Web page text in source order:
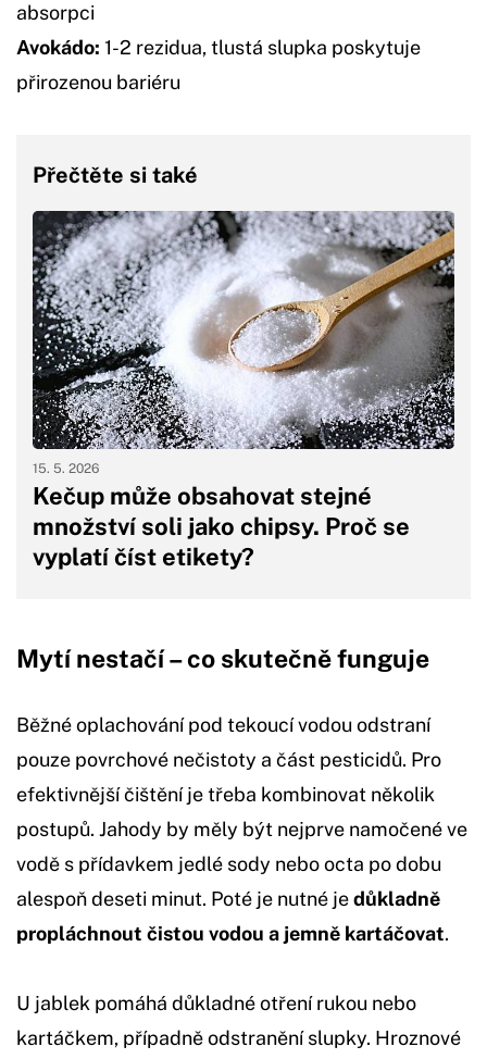
absorpci
Avokádo: 1-2 rezidua, tlustá slupka poskytuje
přirozenou bariéru
Přečtěte si také
Kečup může obsahovat stejné
množství soli jako chipsy. Proč se
vyplatí číst etikety?
15. 5. 2026
Mytí nestačí – co skutečně funguje
Běžné oplachování pod tekoucí vodou odstraní
pouze povrchové nečistoty a část pesticidů. Pro
efektivnější čištění je třeba kombinovat několik
postupů. Jahody by měly být nejprve namočené ve
vodě s přídavkem jedlé sody nebo octa po dobu
alespoň deseti minut. Poté je nutné jedůkladně
propláchnout čistou vodou a jemně kartáčovat.
U jablek pomáhá důkladné otření rukou nebo
kartáčkem, případně odstranění slupky. Hroznové